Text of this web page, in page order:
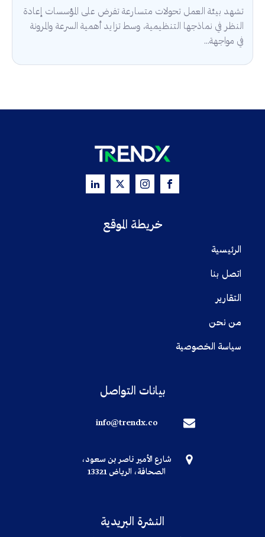
تشهد بيئة العمل تحولات متسارعة تفرض على المؤسسات إعادة
النظر في نماذجها التنظيمية، وسط تزايد أهمية السرعة والمرونة
في مواجهة...
خريطة الموقع
الرئيسية
اتصل بنا
التقارير
من نحن
سياسة الخصوصية
بيانات التواصل
info@trendx.co
شارع الأمير ناصر بن سعود،
الصحافة، الرياض 13321
النشرة البريدية